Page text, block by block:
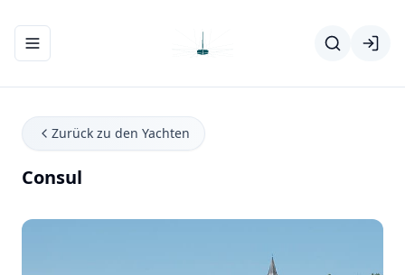
Navigationsmenü ein-/ausblenden
Zurück zu den Yachten
Consul